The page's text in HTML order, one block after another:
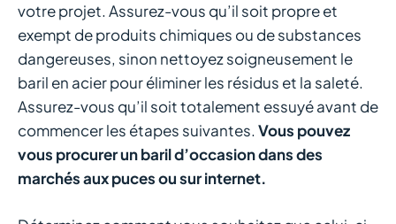
votre projet. Assurez-vous qu’il soit propre et
exempt de produits chimiques ou de substances
dangereuses, sinon nettoyez soigneusement le
baril en acier pour éliminer les résidus et la saleté.
Assurez-vous qu’il soit totalement essuyé avant de
commencer les étapes suivantes. Vous pouvez
vous procurer un baril d’occasion dans des
marchés aux puces ou sur internet.